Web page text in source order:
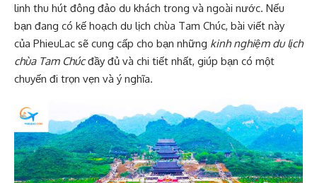
linh thu hút đông đảo du khách trong và ngoài nước. Nếu
bạn đang có kế hoạch du lịch chùa Tam Chúc, bài viết này
của PhieuLac sẽ cung cấp cho bạn những kinh nghiệm du lịch
chùa Tam Chúcđầy đủ và chi tiết nhất, giúp bạn có một
chuyến đi trọn vẹn và ý nghĩa.